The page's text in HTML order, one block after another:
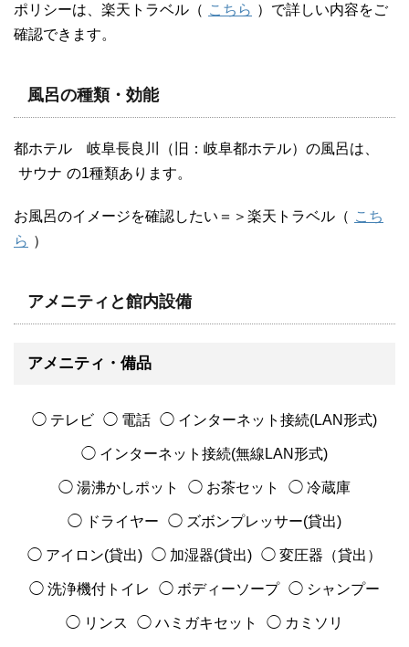
ポリシーは、楽天トラベル（ こちら ）で詳しい内容をご
確認できます。
風呂の種類・効能
都ホテル 岐阜長良川（旧：岐阜都ホテル）の風呂は、
サウナ の1種類あります。
お風呂のイメージを確認したい＝＞楽天トラベル（ こち
ら ）
アメニティと館内設備
アメニティ・備品
◯ テレビ ◯ 電話 ◯ インターネット接続(LAN形式)
◯ インターネット接続(無線LAN形式)
◯ 湯沸かしポット ◯ お茶セット ◯ 冷蔵庫
◯ ドライヤー ◯ ズボンプレッサー(貸出)
◯ アイロン(貸出) ◯ 加湿器(貸出) ◯ 変圧器（貸出）
◯ 洗浄機付トイレ ◯ ボディーソープ ◯ シャンプー
◯ リンス ◯ ハミガキセット ◯ カミソリ